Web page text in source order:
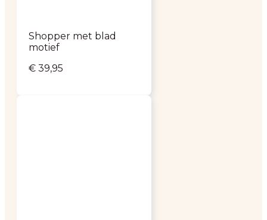
Shopper met blad
motief
€ 39,95